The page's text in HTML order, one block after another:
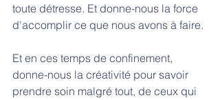
toute détresse. Et donne-nous la force
d'accomplir ce que nous avons à faire.
Et en ces temps de confinement,
donne-nous la créativité pour savoir
prendre soin malgré tout, de ceux qui